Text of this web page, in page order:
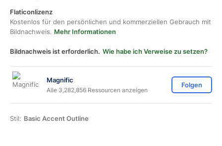
Flaticonlizenz
Kostenlos für den persönlichen und kommerziellen Gebrauch mit
Bildnachweis. Mehr Informationen
Bildnachweis ist erforderlich. Wie habe ich Verweise zu setzen?
Magnific
Alle 3,282,856 Ressourcen anzeigen
Folgen
Stil: Basic Accent Outline